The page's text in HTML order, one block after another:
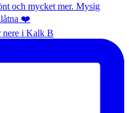
nere i Kalk B